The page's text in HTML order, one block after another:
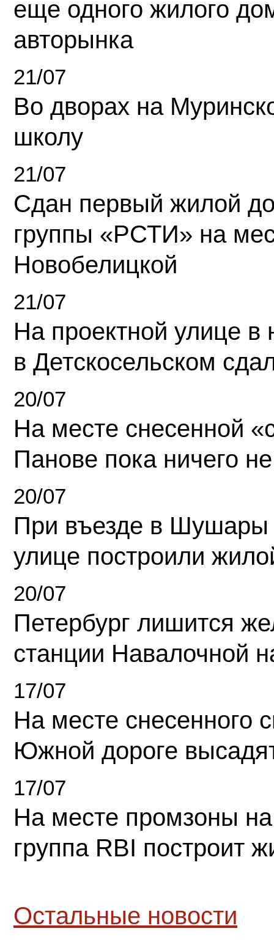
еще одного жилого
авторынка
21/07
Во дворах на
школу
21/07
Сдан первый жилой
группы «РСТИ» на
Новобелицкой
21/07
На проектной улице
в Детскосельском
20/07
На месте снесенной
Панове пока ничего
20/07
При въезде в Шушары
улице построили
20/07
Петербург лишится
станции Навалочной
17/07
На месте снесенного
Южной дороге
17/07
На месте промзоны
группа RBI построит
Остальные новости